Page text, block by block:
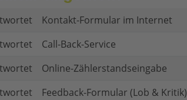
Kontakt-Formular im Internet
Call-Back-Service
Online-Zählerstandseingabe
Feedback-Formular (Lob & Kritik)